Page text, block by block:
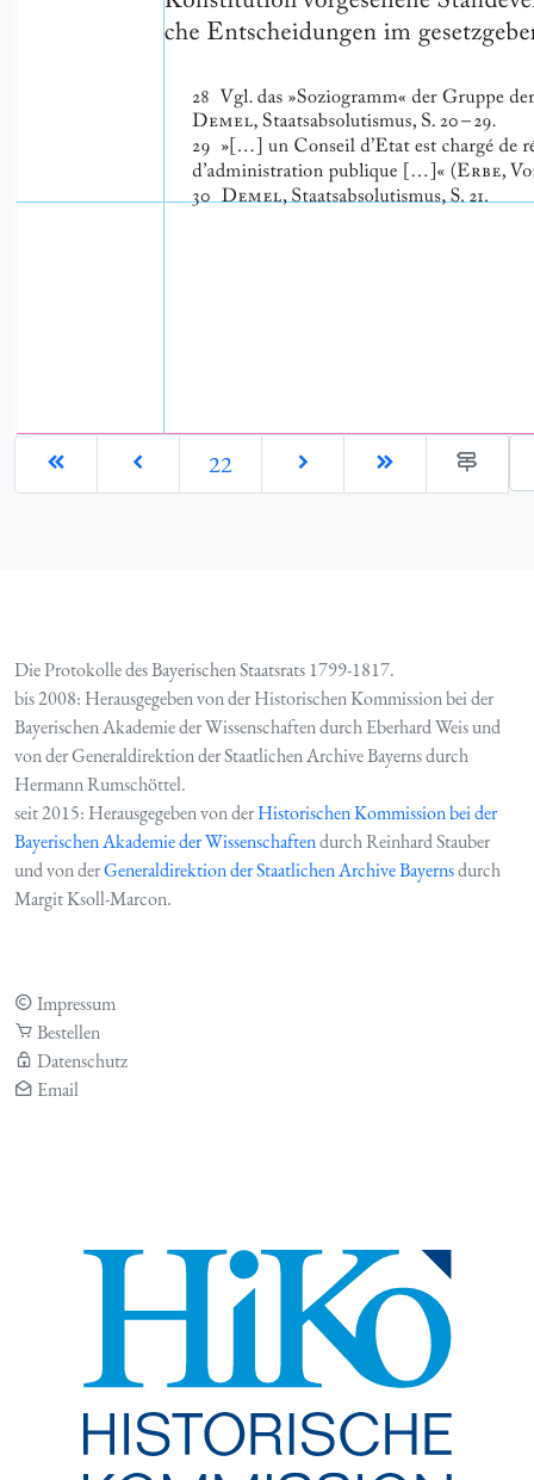
22
Die Protokolle des Bayerischen Staatsrats 1799-1817.
bis 2008: Herausgegeben von der Historischen Kommission bei der
Bayerischen Akademie der Wissenschaften durch Eberhard Weis und
von der Generaldirektion der Staatlichen Archive Bayerns durch
Hermann Rumschöttel.
seit 2015: Herausgegeben von derHistorischen Kommission bei der
Bayerischen Akademie der Wissenschaftendurch Reinhard Stauber
und von derGeneraldirektion der Staatlichen Archive Bayernsdurch
Margit Ksoll-Marcon.
Impressum
Bestellen
Datenschutz
Email